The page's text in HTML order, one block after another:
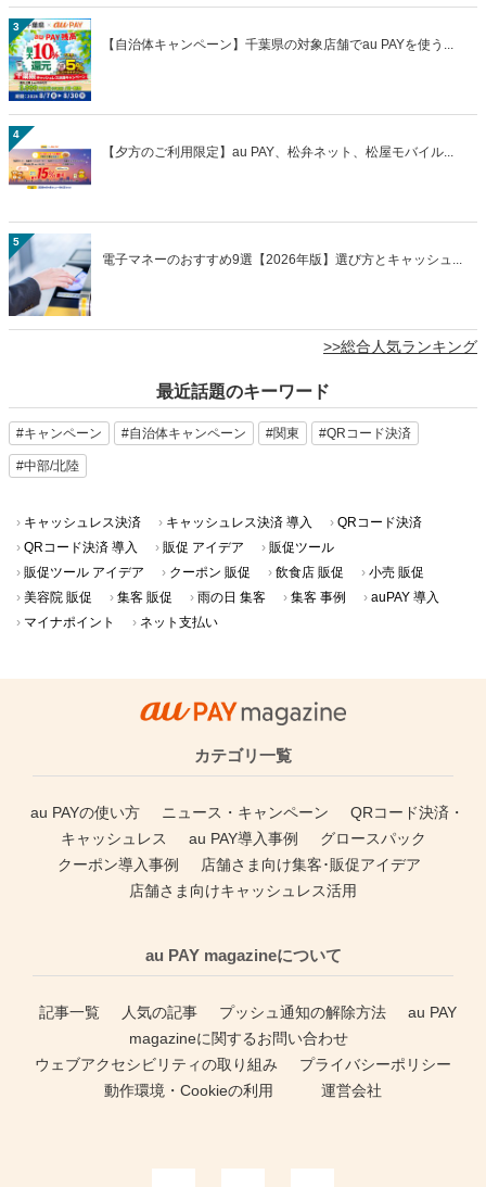
3
【自治体キャンペーン】千葉県の対象店舗でau PAYを使う...
4
【夕方のご利用限定】au PAY、松弁ネット、松屋モバイル...
5
電子マネーのおすすめ9選【2026年版】選び方とキャッシュ...
>>総合人気ランキング
最近話題のキーワード
#キャンペーン #自治体キャンペーン #関東 #QRコード決済
#中部/北陸
キャッシュレス決済 キャッシュレス決済 導入
QRコード決済
QRコード決済 導入
販促 アイデア
販促ツール
販促ツール アイデア
クーポン 販促 飲食店 販促
小売 販促
美容院 販促
集客 販促 雨の日 集客 集客 事例
auPAY 導入
マイナポイント
ネット支払い
カテゴリ一覧
au PAYの使い方 ニュース・キャンペーン
QRコード決済・
キャッシュレス
au PAY導入事例
グロースパック
クーポン導入事例
店舗さま向け集客･販促アイデア
店舗さま向けキャッシュレス活用
au PAY magazineについて
記事一覧 人気の記事 プッシュ通知の解除方法
au PAY
magazineに関するお問い合わせ
ウェブアクセシビリティの取り組み
プライバシーポリシー
動作環境・Cookieの利用
運営会社